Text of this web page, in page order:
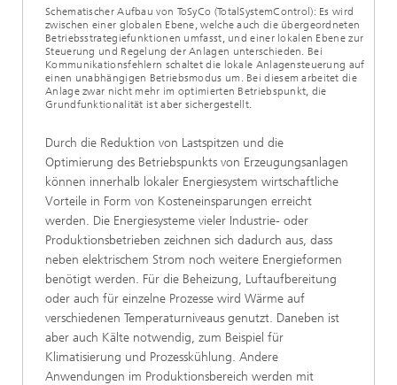
Schematischer Aufbau von ToSyCo (TotalSystemControl): Es wird
zwischen einer globalen Ebene, welche auch die übergeordneten
Betriebsstrategiefunktionen umfasst, und einer lokalen Ebene zur
Steuerung und Regelung der Anlagen unterschieden. Bei
Kommunikationsfehlern schaltet die lokale Anlagensteuerung auf
einen unabhängigen Betriebsmodus um. Bei diesem arbeitet die
Anlage zwar nicht mehr im optimierten Betriebspunkt, die
Grundfunktionalität ist aber sichergestellt.
Durch die Reduktion von Lastspitzen und die
Optimierung des Betriebspunkts von Erzeugungsanlagen
können innerhalb lokaler Energiesystem wirtschaftliche
Vorteile in Form von Kosteneinsparungen erreicht
werden. Die Energiesysteme vieler Industrie- oder
Produktionsbetrieben zeichnen sich dadurch aus, dass
neben elektrischem Strom noch weitere Energieformen
benötigt werden. Für die Beheizung, Luftaufbereitung
oder auch für einzelne Prozesse wird Wärme auf
verschiedenen Temperaturniveaus genutzt. Daneben ist
aber auch Kälte notwendig, zum Beispiel für
Klimatisierung und Prozesskühlung. Andere
Anwendungen im Produktionsbereich werden mit